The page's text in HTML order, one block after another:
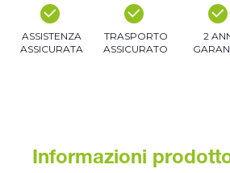
ASSISTENZA
ASSICURATA
TRASPORTO
ASSICURATO
2
Informazioni